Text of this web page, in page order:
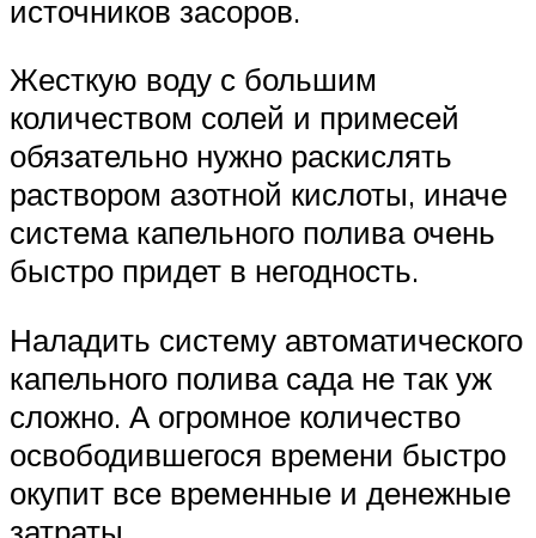
источников засоров.
Жесткую воду с большим
количеством солей и примесей
обязательно нужно раскислять
раствором азотной кислоты, иначе
система капельного полива очень
быстро придет в негодность.
Наладить систему автоматического
капельного полива сада не так уж
сложно. А огромное количество
освободившегося времени быстро
окупит все временные и денежные